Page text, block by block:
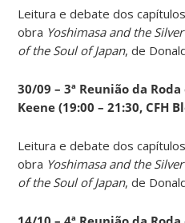
Leitura e debate dos
obra Yoshimasa and the
of the Soul of Japan, de
30/09 – 3ª Reunião da
Keene (19:00 – 21:30, CFH
Leitura e debate dos
obra Yoshimasa and the
of the Soul of Japan, de